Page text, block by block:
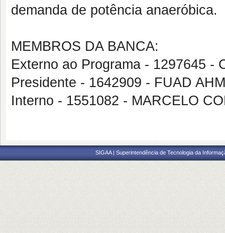
demanda de potência anaeróbica.
MEMBROS DA BANCA:
Externo ao Programa - 1297645 -
Presidente - 1642909 - FUAD
Interno - 1551082 - MARCELO
SIGAA | Superintendência de Tecnologia da